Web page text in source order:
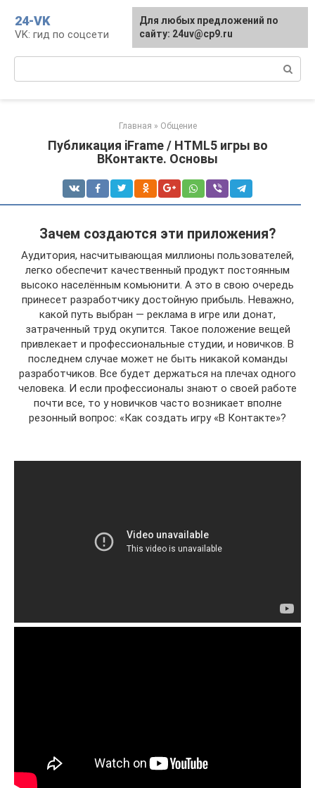
контенту
24-VK
VK: гид по соцсети
Главная » Общение
Публикация iFrame / HTML5 игры во
ВКонтакте. Основы
Зачем создаются эти приложения?
Аудитория, насчитывающая миллионы пользователей,
легко обеспечит качественный продукт постоянным
высоко населённым комьюнити. А это в свою очередь
принесет разработчику достойную прибыль. Неважно,
какой путь выбран — реклама в игре или донат,
затраченный труд окупится. Такое положение вещей
привлекает и профессиональные студии, и новичков. В
последнем случае может не быть никакой команды
разработчиков. Все будет держаться на плечах одного
человека. И если профессионалы знают о своей работе
почти все, то у новичков часто возникает вполне
резонный вопрос: «Как создать игру «В Контакте»?
Для любых предложений по
сайту: 24uv@cp9.ru